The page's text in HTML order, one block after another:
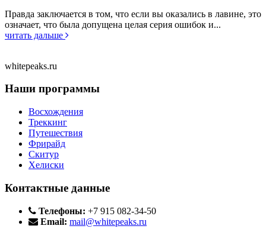
Правда заключается в том, что если вы оказались в лавине, это
означает, что была допущена целая серия ошибок и...
читать дальше
whitepeaks.ru
Наши программы
Восхождения
Треккинг
Путешествия
Фрирайд
Скитур
Хелиски
Контактные данные
Телефоны: +7 915 082-34-50
Email: mail@whitepeaks.ru